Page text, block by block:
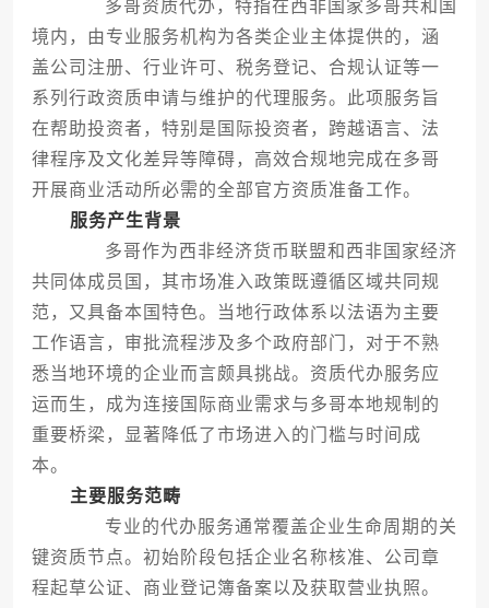
多哥资质代办，特指在西非国家多哥共和国
境内，由专业服务机构为各类企业主体提供的，涵
盖公司注册、行业许可、税务登记、合规认证等一
系列行政资质申请与维护的代理服务。此项服务旨
在帮助投资者，特别是国际投资者，跨越语言、法
律程序及文化差异等障碍，高效合规地完成在多哥
开展商业活动所必需的全部官方资质准备工作。
服务产生背景
多哥作为西非经济货币联盟和西非国家经济
共同体成员国，其市场准入政策既遵循区域共同规
范，又具备本国特色。当地行政体系以法语为主要
工作语言，审批流程涉及多个政府部门，对于不熟
悉当地环境的企业而言颇具挑战。资质代办服务应
运而生，成为连接国际商业需求与多哥本地规制的
重要桥梁，显著降低了市场进入的门槛与时间成
本。
主要服务范畴
专业的代办服务通常覆盖企业生命周期的关
键资质节点。初始阶段包括企业名称核准、公司章
程起草公证、商业登记簿备案以及获取营业执照。